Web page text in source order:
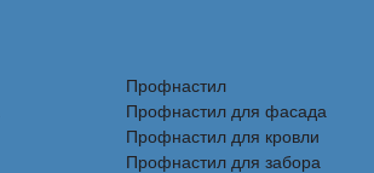
Профнастил
Профнастил для фасада
Профнастил для кровли
Профнастил для забора